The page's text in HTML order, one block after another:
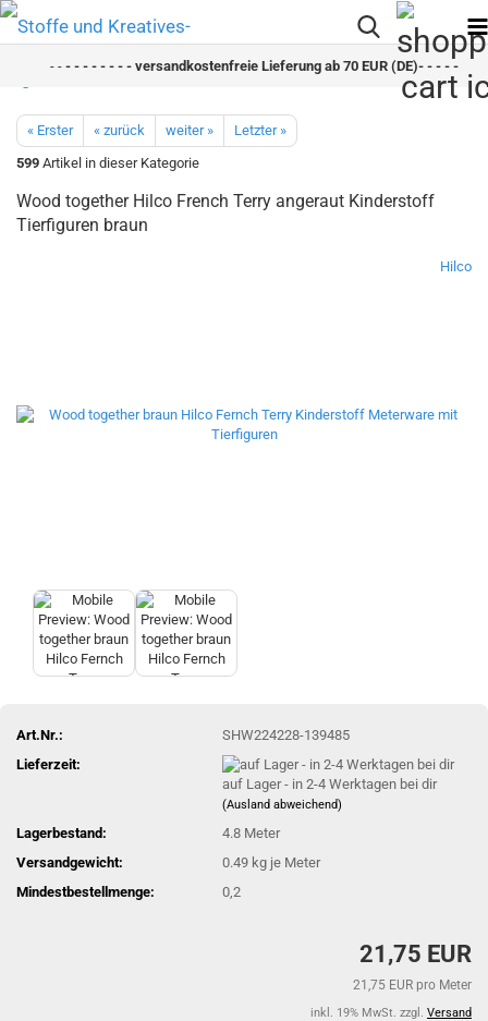
- - - - - - - - versandkostenfreie Lieferung ab 70 EUR (DE)- - - - - - - -
« Erster « zurück weiter »
Letzter »
599 Artikel in dieser Kategorie
Wood together Hilco French Terry angeraut Kinderstoff
Tierfiguren braun
Hilco
Art.Nr.:
SHW224228-139485
Lieferzeit:
auf Lager - in 2-4 Werktagen bei dir
(Ausland abweichend)
Lagerbestand: 4.8 Meter
Versandgewicht:
0.49 kg je Meter
Mindestbestellmenge:
0,2
21,75 EUR
21,75 EUR pro Meter
inkl. 19% MwSt. zzgl. Versand